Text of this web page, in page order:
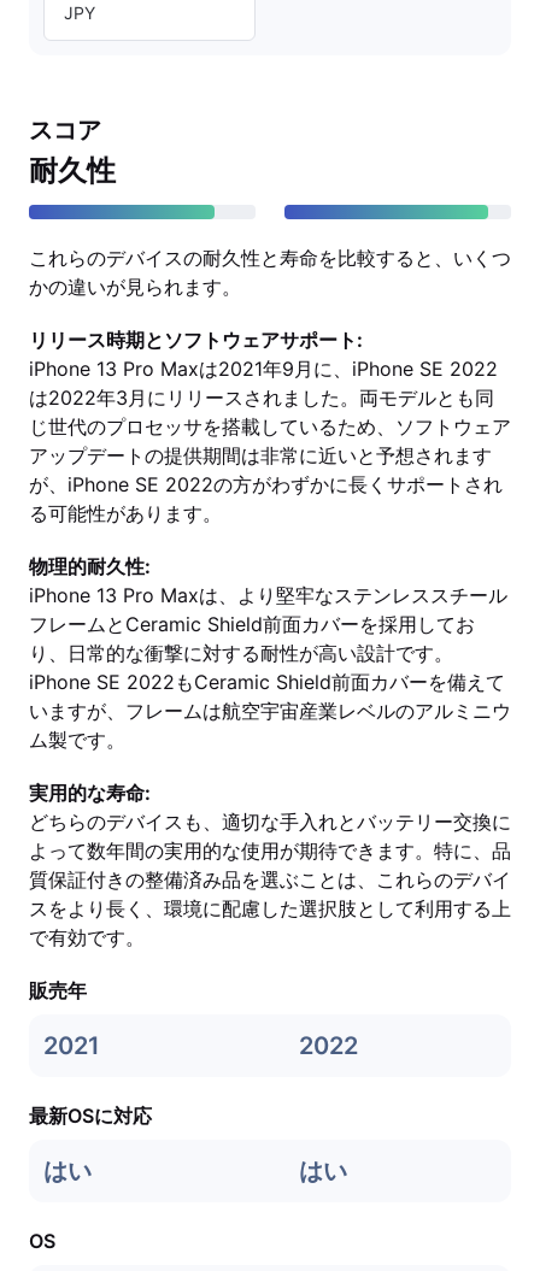
JPY
スコア
耐久性
これらのデバイスの耐久性と寿命を比較すると、いくつ
かの違いが見られます。
リリース時期とソフトウェアサポート:
iPhone 13 Pro Maxは2021年9月に、iPhone SE 2022
は2022年3月にリリースされました。両モデルとも同
じ世代のプロセッサを搭載しているため、ソフトウェア
アップデートの提供期間は非常に近いと予想されます
が、iPhone SE 2022の方がわずかに長くサポートされ
る可能性があります。
物理的耐久性:
iPhone 13 Pro Maxは、より堅牢なステンレススチール
フレームとCeramic Shield前面カバーを採用してお
り、日常的な衝撃に対する耐性が高い設計です。
iPhone SE 2022もCeramic Shield前面カバーを備えて
いますが、フレームは航空宇宙産業レベルのアルミニウ
ム製です。
実用的な寿命:
どちらのデバイスも、適切な手入れとバッテリー交換に
よって数年間の実用的な使用が期待できます。特に、品
質保証付きの整備済み品を選ぶことは、これらのデバイ
スをより長く、環境に配慮した選択肢として利用する上
で有効です。
販売年
2021 2022
最新OSに対応
はい はい
OS